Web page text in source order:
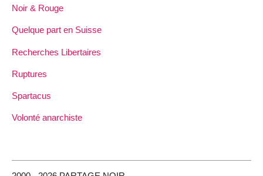
Noir & Rouge
Quelque part en Suisse
Recherches Libertaires
Ruptures
Spartacus
Volonté anarchiste